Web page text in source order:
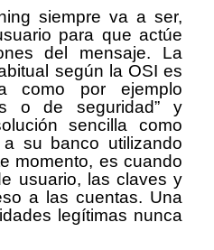
siempre va a ser,
para que actúe
del mensaje. La
según la OSI es
como por ejemplo
o de seguridad” y
sencilla como
su banco utilizando
momento, es cuando
usuario, las claves y
a las cuentas. Una
legítimas nunca